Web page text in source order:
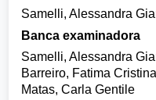
Samelli, Alessandra
Banca examinadora
Samelli, Alessandra
Barreiro, Fatima
Matas, Carla Gentile